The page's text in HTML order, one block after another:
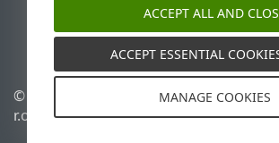
ESET Status Portal
Support régional
© 1992 - 2026 ESET, spol. s
r.o. - Tous droits réservés.
ACCEPT ALL AND
ACCEPT ESSENTIAL
MANAGE COOKIES